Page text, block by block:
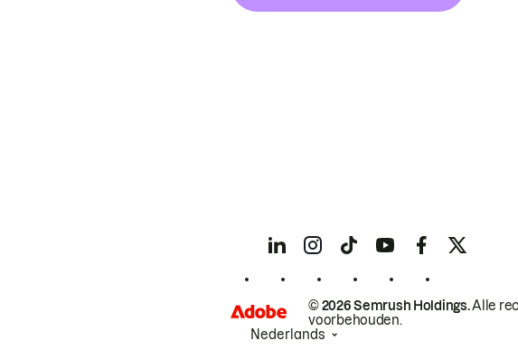
© 2026 Semrush Holdings.Alle
voorbehouden.
Nederlands